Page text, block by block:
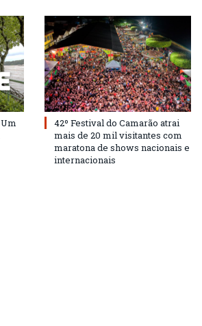
42º Festival do Camarão atrai
mais de 20 mil visitantes com
maratona de shows nacionais e
internacionais